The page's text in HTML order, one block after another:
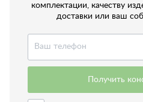
комплектации, качеству
доставки или ваш
Получить